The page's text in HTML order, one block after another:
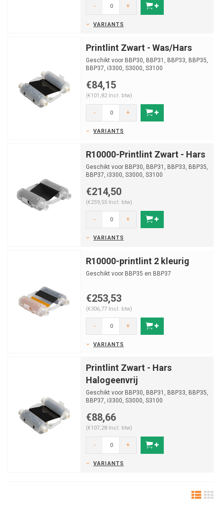
- +
VARIANTS
Printlint Zwart - Was/Hars
Geschikt voor BBP30, BBP31, BBP33, BBP35,
BBP37, i3300, S3000, S3100
€84,15
(€101,82 Incl. btw)
- +
VARIANTS
R10000-Printlint Zwart - Hars
Geschikt voor BBP30, BBP31, BBP33, BBP35,
BBP37, i3300, S3000, S3100
€214,50
(€259,55 Incl. btw)
- +
VARIANTS
R10000-printlint 2 kleurig
Geschikt voor BBP35 en BBP37
€253,53
(€306,77 Incl. btw)
- +
VARIANTS
Printlint Zwart - Hars
Halogeenvrij
Geschikt voor BBP30, BBP31, BBP33, BBP35,
BBP37, i3300, S3000, S3100
€88,66
(€107,28 Incl. btw)
- +
VARIANTS